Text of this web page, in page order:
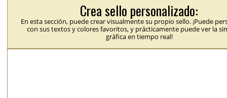
Crea sello personalizado:
En esta sección, puede crear visualmente su propio sello. ¡Puede
con sus textos y colores favoritos, y prácticamente puede ver la
gráfica en tiempo real!